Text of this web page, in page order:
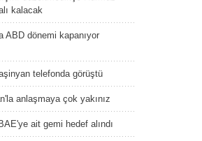
kalacak
ABD dönemi kapanıyor
telefonda görüştü
anlaşmaya çok yakınız
ait gemi hedef alındı